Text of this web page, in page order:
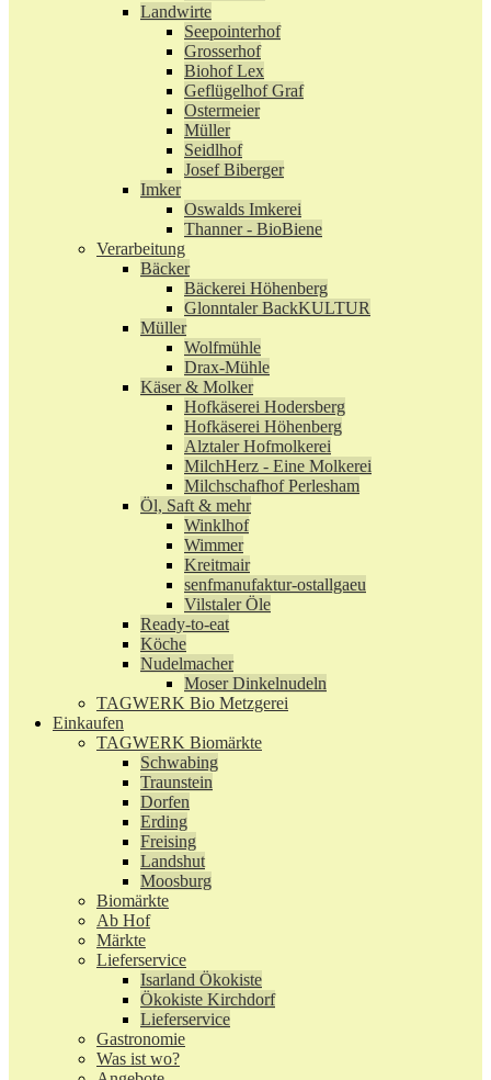
Landwirte
Seepointerhof
Grosserhof
Biohof Lex
Geflügelhof Graf
Ostermeier
Müller
Seidlhof
Josef Biberger
Imker
Oswalds Imkerei
Thanner - BioBiene
Verarbeitung
Bäcker
Bäckerei Höhenberg
Glonntaler BackKULTUR
Müller
Wolfmühle
Drax-Mühle
Käser & Molker
Hofkäserei Hodersberg
Hofkäserei Höhenberg
Alztaler Hofmolkerei
MilchHerz - Eine Molkerei
Milchschafhof Perlesham
Öl, Saft & mehr
Winklhof
Wimmer
Kreitmair
senfmanufaktur-ostallgaeu
Vilstaler Öle
Ready-to-eat
Köche
Nudelmacher
Moser Dinkelnudeln
TAGWERK Bio Metzgerei
Einkaufen
TAGWERK Biomärkte
Schwabing
Traunstein
Dorfen
Erding
Freising
Landshut
Moosburg
Biomärkte
Ab Hof
Märkte
Lieferservice
Isarland Ökokiste
Ökokiste Kirchdorf
Lieferservice
Gastronomie
Was ist wo?